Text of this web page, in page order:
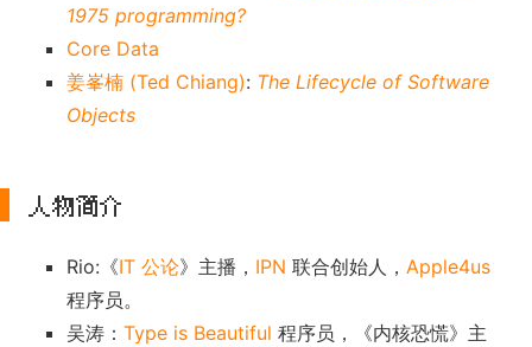
1975 programming?
Core Data
姜峯楠 (Ted Chiang): The Lifecycle of Software
Objects
人物简介
Rio:《IT 公论》主播， IPN 联合创始人， Apple4us
程序员。
吴涛： Type is Beautiful 程序员，《内核恐慌》主